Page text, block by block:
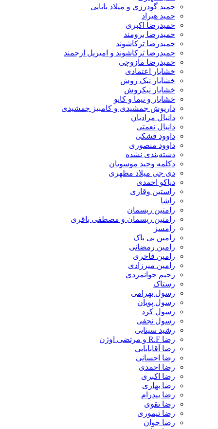
حمید گودرزی و میلاد بابایی
حمید هیراد
حمیدرضا اکبری
حمیدرضا برومند
حمیدرضا ترکاشوند
حمیدرضا ترکاشوند و امیریل ارجمند
حمیدرضا مازوچی
خشایار اعتمادی
خشایار نیک روش
خشایار نیکروش
خشایار و نیما و کانو
داریوش جمشیدی و کامبیز جمشیدی
دانیال مرادیان
دانیال نعمتی
داوود فشکی
داوود منصوری
دسته‌بندی نشده
دکلمه وحید موسویان
دی جی میلاد مظهری
دیاکو احمدی
راستین وقاری
راشا
رامتین ریسمان
رامتین ریسمان و مصطفی باقری
رامسز
رامین بی باک
رامین رمضانی
رامین فاخری
رامین میرزادی
رحیم جوانمردی
رستاک
رسول بهرامی
رسول پویان
رسول کرد
رسول نجفی
رشید سینایی
رضا R.F و مرتضی اوژن
رضا آقابابایی
رضا احسانی
رضا احمدی
رضا اکبری
رضا بهاری
رضا بیدرام
رضا تقوی
رضا تیموری
رضا جوان